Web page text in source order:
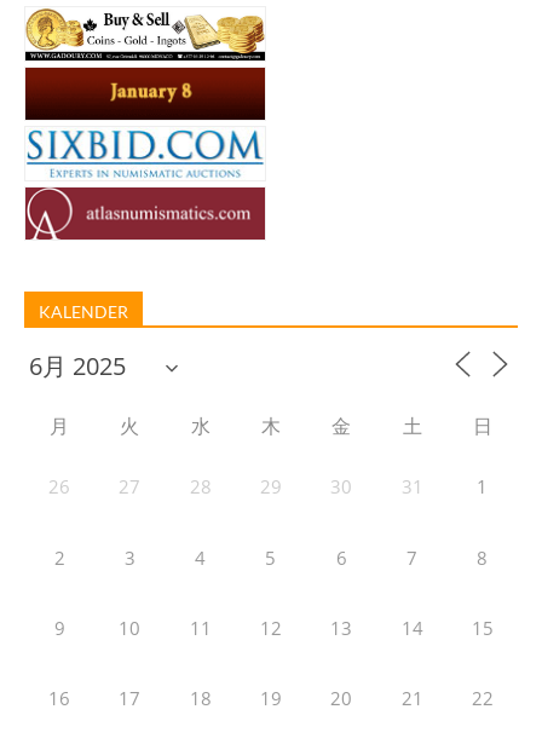
KALENDER
月 火 水 木 金 土 日
26 27 28 29 30 31 1
2 3 4 5 6 7 8
9 10 11 12 13 14 15
16 17 18 19 20 21 22